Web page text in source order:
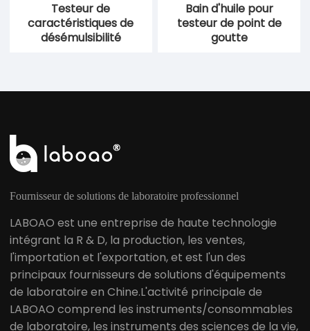
Testeur de
caractéristiques de
désémulsibilité
Bain d'huile pour
testeur de point de
goutte
Fournisseur de solutions de laboratoire professionnel
LABOAO est une entreprise de haute technologie
intégrant la R & D, la production, les ventes,
l'importation et l'exportation, et est l'un des
principaux fournisseurs de solutions d'équipements
de laboratoire en Chine.L'activité principale de
LABOAO comprend les instruments/consommables
de laboratoire, les instruments des sciences de la vie,